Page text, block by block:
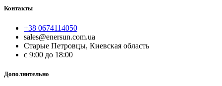
Контакты
+38 0674114050
sales@enersun.com.ua
Старые Петровцы, Киевская область
c 9:00 до 18:00
Дополнительно